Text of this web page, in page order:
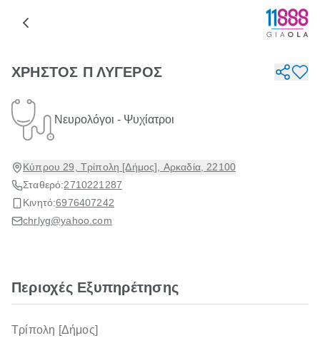
ΧΡΗΣΤΟΣ Π ΛΥΓΕΡΟΣ
Νευρολόγοι - Ψυχίατροι
Κύπρου 29, Τρίπολη [Δήμος], Αρκαδία, 22100
Σταθερό:2710221287
Κινητό:6976407242
chrlyg@yahoo.com
Περιοχές Εξυπηρέτησης
Τρίπολη [Δήμος]